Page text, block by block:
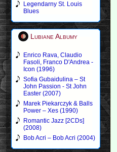
Legendarny St. Louis
Blues
Lubiane Albumy
Enrico Rava, Claudio
Fasoli, Franco D'Andrea -
Icon (1996)
Sofia Gubaidulina – St
John Passion - St John
Easter (2007)
Marek Piekarczyk & Balls
Power – Xes (1990)
Romantic Jazz [2CDs]
(2008)
Bob Acri – Bob Acri (2004)